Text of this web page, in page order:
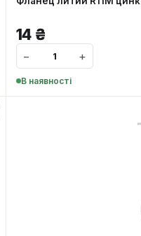
14₴
− +
В наявності